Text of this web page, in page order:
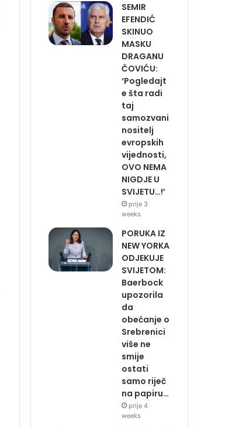
SEMIR
EFENDIĆ
SKINUO
MASKU
DRAGANU
ČOVIĆU:
‘Pogledajt
e šta radi
taj
samozvani
nositelj
evropskih
vijednosti,
OVO NEMA
NIGDJE U
SVIJETU…!’
prije 3
weeks
PORUKA IZ
NEW YORKA
ODJEKUJE
SVIJETOM:
Baerbock
upozorila
da
obećanje o
Srebrenici
više ne
smije
ostati
samo riječ
na papiru…
prije 4
weeks